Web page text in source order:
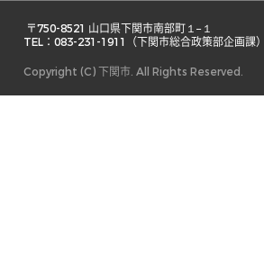
TEL：083-231-1911（下関市総合政策部企画課）
Copyright (C) 下関市. All Rights Reserved.